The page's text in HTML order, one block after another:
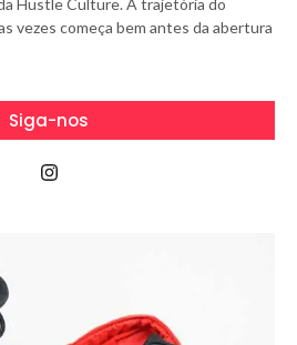
vezes começa bem antes da abertura
Siga-nos